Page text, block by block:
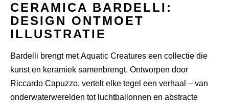
CERAMICA BARDELLI :
DESIGN ONTMOET
ILLUSTRATIE
Bardelli brengt metAquatic Creatures een collectie die
kunst en keramiek samenbrengt. Ontworpen door
Riccardo Capuzzo, vertelt elke tegel een verhaal – van
onderwaterwerelden tot luchtballonnen en abstracte